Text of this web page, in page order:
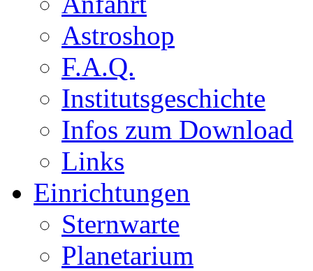
Astroshop
F.A.Q.
Institutsgeschichte
Infos zum Download
Links
Einrichtungen
Sternwarte
Planetarium